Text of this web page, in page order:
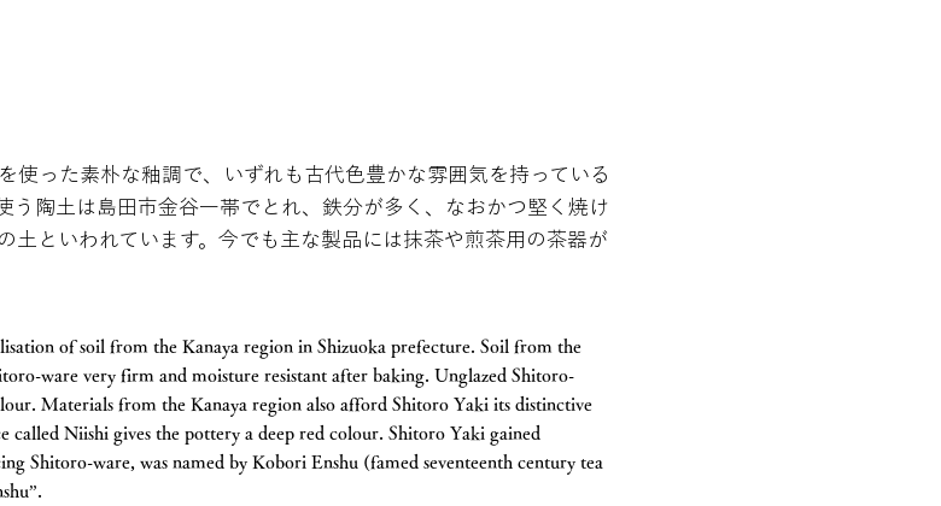
使った素朴な釉調で、いずれも古代色豊かな雰囲気を持っている
う陶土は島田市金谷一帯でとれ、鉄分が多く、なおかつ堅く焼け
土といわれています。今でも主な製品には抹茶や煎茶用の茶器が
of soil from the Kanaya region in Shizuoka prefecture. Soil from the
ware very firm and moisture resistant after baking. Unglazed Shitoro-
Materials from the Kanaya region also afford Shitoro Yaki its distinctive
called Niishi gives the pottery a deep red colour. Shitoro Yaki gained
Shitoro-ware, was named by Kobori Enshu (famed seventeenth century tea